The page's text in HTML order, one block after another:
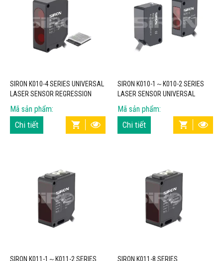
SIRON K010-4 SERIES UNIVERSAL
LASER SENSOR REGRESSION
REFLECTION IP67
Mã sản phẩm:
Chi tiết
SIRON K010-1～K010-2 SERIES
LASER SENSOR UNIVERSAL
SENSOR IP67
Mã sản phẩm:
Chi tiết
SIRON K011-1～K011-2 SERIES
SIRON K011-8 SERIES